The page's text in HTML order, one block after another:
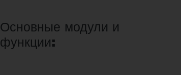
Основные модули и
функции: